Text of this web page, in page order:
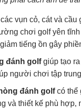
vụn cỏ, cát và
chơi golf yên
tiếng ồn gây
đánh golfgiúp tạo
người chơi tập
đánh golfcó thể
và thiết kế phù